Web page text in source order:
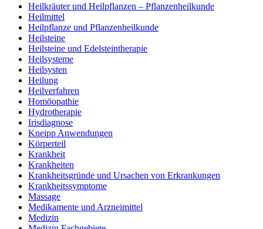
Heilkräuter und Heilpflanzen – Pflanzenheilkunde
Heilmittel
Heilpflanze und Pflanzenheilkunde
Heilsteine
Heilsteine und Edelsteintherapie
Heilsysteme
Heilsysten
Heilung
Heilverfahren
Homöopathie
Hydrotherapie
Irisdiagnose
Kneipp Anwendungen
Körperteil
Krankheit
Krankheiten
Krankheitsgründe und Ursachen von Erkrankungen
Krankheitssymptome
Massage
Medikamente und Arzneimittel
Medizin